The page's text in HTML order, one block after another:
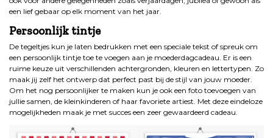
een lief gebaar op elk moment van het jaar.
Persoonlijk tintje
De tegeltjes kun je laten bedrukken met een speciale tekst of spreuk om
een persoonlijk tintje toe te voegen aan je moederdagcadeau. Er is een
ruime keuze uit verschillenden achtergronden, kleuren en lettertypen. Zo
maak jij zelf het ontwerp dat perfect past bij de stijl van jouw moeder.
Om het nog persoonlijker te maken kun je ook een foto toevoegen van
jullie samen, de kleinkinderen of haar favoriete artiest. Met deze eindeloze
mogelijkheden maak je met succes een zeer gewaardeerd cadeau.